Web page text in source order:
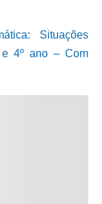
Situações
4º ano – Com